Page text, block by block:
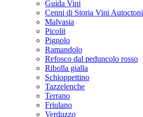
Guida Vini
Cenni di Storia Vini Autoctoni
Malvasia
Picolit
Pignolo
Ramandolo
Refosco dal peduncolo rosso
Ribolla gialla
Schioppettino
Tazzelenche
Terrano
Friulano
Verduzzo